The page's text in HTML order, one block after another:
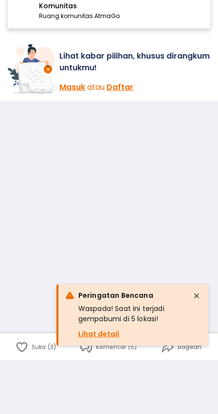
Komunitas
Ruang komunitas AtmaGo
Lihat kabar pilihan, khusus dirangkum
untukmu!
Masukatau Daftar
Suka (3) Komentar (5) Bagikan
Peringatan Bencana
Waspada! Saat ini terjadi
gempabumi di 5 lokasi!
Lihat detail